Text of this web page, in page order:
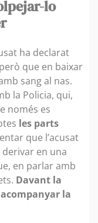
lo
ha declarat
però que en baixar
sang al nas.
la Policia, qui,
només es
les parts
que l’acusat
en una
en parlar amb
Davant la
la